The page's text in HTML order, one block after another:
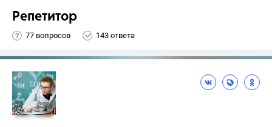
Репетитор
77 вопросов 143 ответа